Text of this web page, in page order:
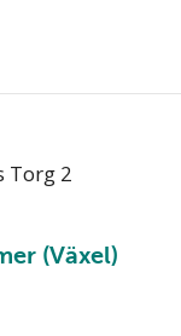
Torg 2
(Växel)